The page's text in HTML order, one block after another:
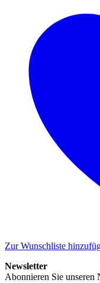
Zur Wunschliste
Newsletter
Abonnieren Sie unseren